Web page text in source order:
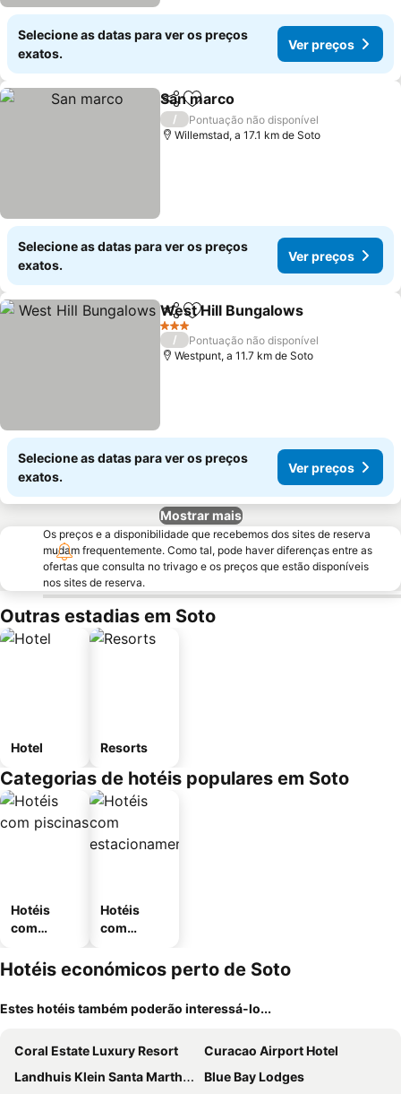
Selecione as datas para ver os preços
exatos.
Ver preços
PartilharAdicionar aos favoritos
San marco
/
Pontuação não disponível
Willemstad, a 17.1 km de Soto
Selecione as datas para ver os preços
exatos.
Ver preços
PartilharAdicionar aos favoritos
West Hill Bungalows
3 Estrelas
/
Pontuação não disponível
Westpunt, a 11.7 km de Soto
Selecione as datas para ver os preços
exatos.
Ver preços
Mostrar mais
Os preços e a disponibilidade que recebemos dos sites de reserva
mudam frequentemente. Como tal, pode haver diferenças entre as
ofertas que consulta no trivago e os preços que estão disponíveis
nos sites de reserva.
Outras estadias em Soto
Hotel Resorts
Categorias de hotéis populares em Soto
Hotéis
com
Hotéis
com
mento
Hotéis económicos perto de Soto
Estes hotéis também poderão interessá-lo...
Coral Estate Luxury Resort
Curacao Airport Hotel
Landhuis Klein Santa Martha Boutique Hotel Restaurant.
Blue Bay Lodges